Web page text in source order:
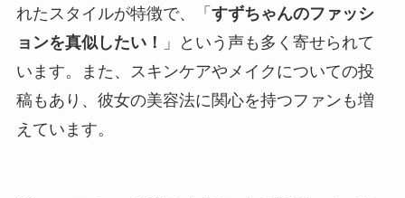
れたスタイルが特徴で、「 すずちゃんのファッシ
ョンを真似したい！
」という声も多く寄せられて
います。また、スキンケアやメイクについての投
稿もあり、彼女の美容法に関心を持つファンも増
えています。